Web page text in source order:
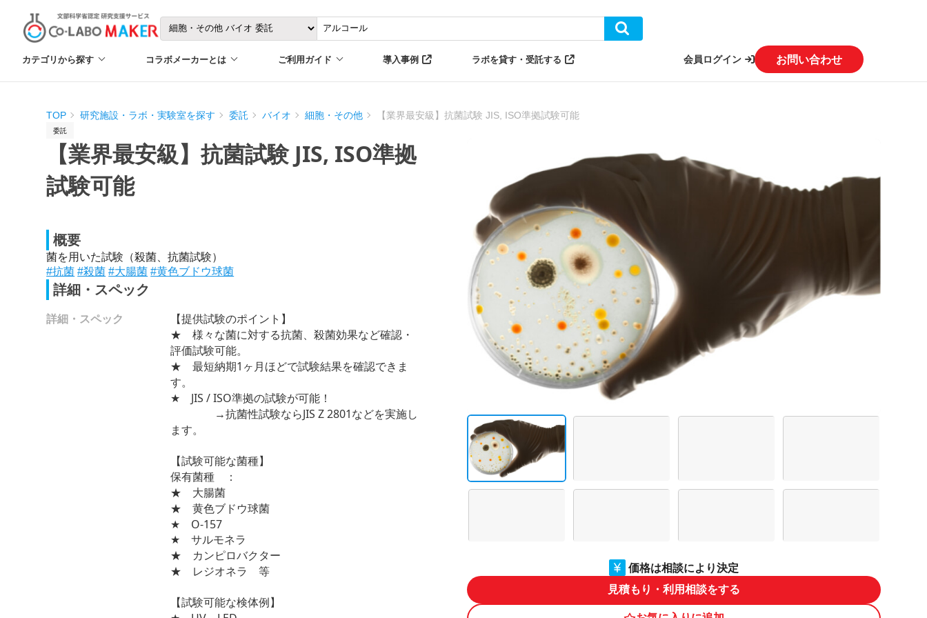
カテゴリから探す コラボメーカーとは ご利用ガイド 導入事例 ラボを貸す・受託する 会員ログイン お問い合わせ
TOP 研究施設・ラボ・実験室を探す 委託 バイオ 細胞・その他 【業界最安級】抗菌試験 JIS, ISO準拠試験可能
委託
【業界最安級】抗菌試験 JIS, ISO準拠
試験可能
概要
菌を用いた試験（殺菌、抗菌試験）
#抗菌 #殺菌 #大腸菌 #黄色ブドウ球菌
詳細・スペック
詳細・スペック
【提供試験のポイント】
★ 様々な菌に対する抗菌、殺菌効果など確認・
評価試験可能。
★ 最短納期1ヶ月ほどで試験結果を確認できま
す。
★ JIS / ISO準拠の試験が可能！
→抗菌性試験ならJIS Z 2801などを実施し
ます。
【試験可能な菌種】
保有菌種 ：
★ 大腸菌
★ 黄色ブドウ球菌
★ O-157
★ サルモネラ
★ カンピロバクター
★ レジオネラ 等
【試験可能な検体例】
価格は相談により決定
見積もり・利用相談をする